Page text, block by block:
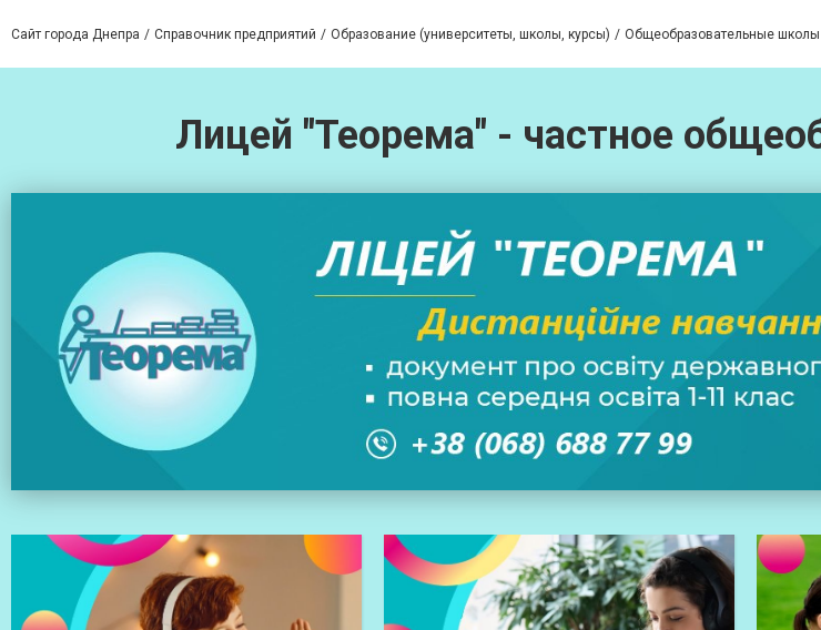
Сайт города Днепра Справочник предприятий Образование (университеты, школы, курсы) Общеобразовательные
Лицей "Теорема" - частное